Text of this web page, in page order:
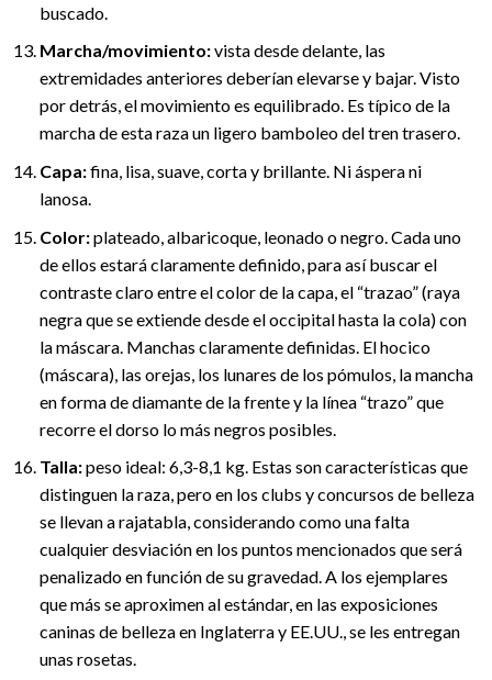
buscado.
Marcha/movimiento:vista desde delante, las
extremidades anteriores deberían elevarse y bajar. Visto
por detrás, el movimiento es equilibrado. Es típico de la
marcha de esta raza un ligero bamboleo del tren trasero.
Capa:fina, lisa, suave, corta y brillante. Ni áspera ni
lanosa.
Color:plateado, albaricoque, leonado o negro. Cada uno
de ellos estará claramente definido, para así buscar el
contraste claro entre el color de la capa, el “trazao” (raya
negra que se extiende desde el occipital hasta la cola) con
la máscara. Manchas claramente definidas. El hocico
(máscara), las orejas, los lunares de los pómulos, la mancha
en forma de diamante de la frente y la línea “trazo” que
recorre el dorso lo más negros posibles.
Talla:peso ideal: 6,3-8,1 kg. Estas son características que
distinguen la raza, pero en los clubs y concursos de belleza
se llevan a rajatabla, considerando como una falta
cualquier desviación en los puntos mencionados que será
penalizado en función de su gravedad. A los ejemplares
que más se aproximen al estándar, en las exposiciones
caninas de belleza en Inglaterra y EE.UU., se les entregan
unas rosetas.